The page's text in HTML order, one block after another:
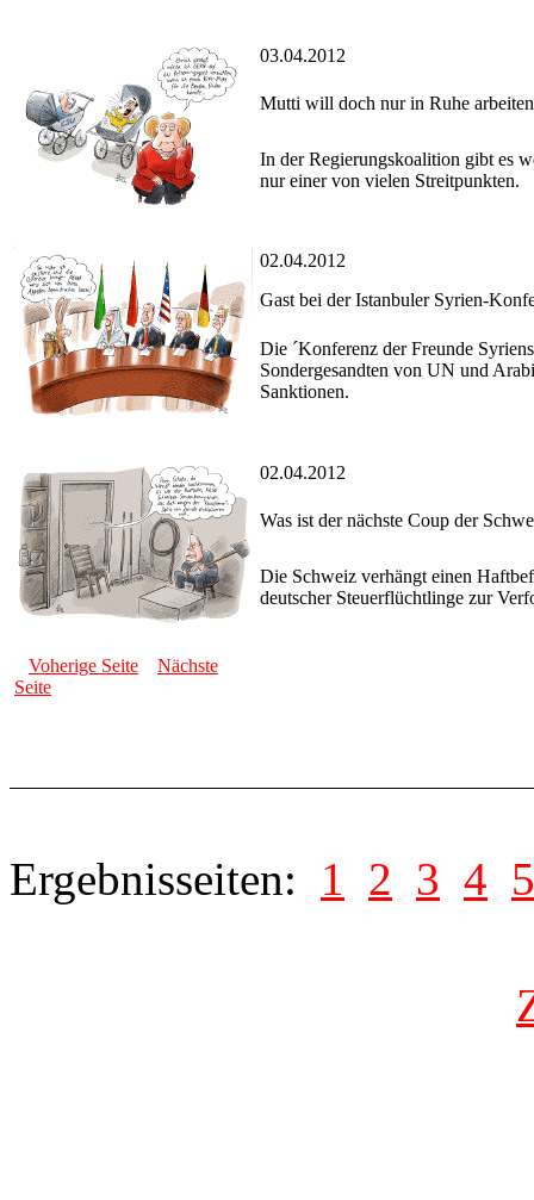
03.04.2012
Mutti will doch nur in Ruhe arbeiten
In der Regierungskoalition gibt es
nur einer von vielen Streitpunkten.
02.04.2012
Gast bei der Istanbuler Syrien-
Die ´Konferenz der Freunde
Sondergesandten von UN und
Sanktionen.
02.04.2012
Was ist der nächste Coup der
Die Schweiz verhängt einen
deutscher Steuerflüchtlinge zur
Voherige Seite
Nächste
Seite
Ergebnisseiten: 1 2 3 4 5